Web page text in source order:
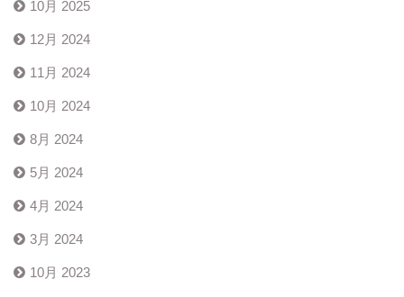
10月 2025
12月 2024
11月 2024
10月 2024
8月 2024
5月 2024
4月 2024
3月 2024
10月 2023